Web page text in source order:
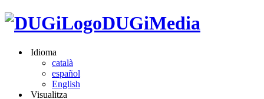
DUGiMedia
Idioma
català
español
English
Visualitza